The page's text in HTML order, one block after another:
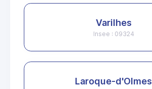
Varilhes
Insee : 09324
Laroque-d'Olmes